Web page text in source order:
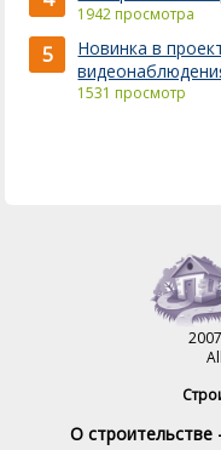
1942 просмотра
5
Новинка в
1531 просмотр
О строительстве